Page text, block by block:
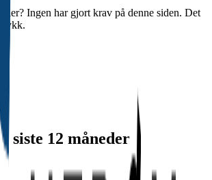
Ingen har gjort krav på denne siden. Det
siste 12 måneder